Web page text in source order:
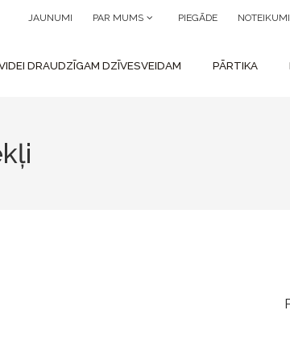
JAUNUMI PAR MUMS PIEGĀDE NOTEIKUMI
DRAUDZĪGAM DZĪVESVEIDAM PĀRTIKA